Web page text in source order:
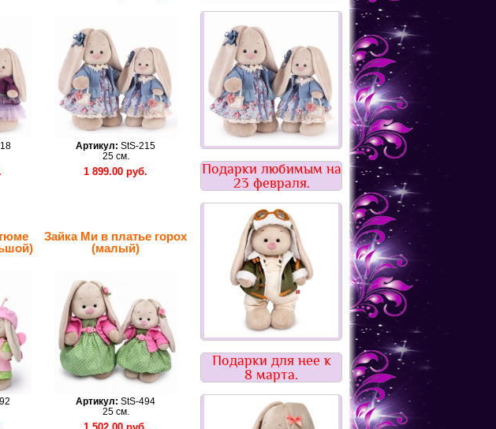
Артикул: StS-215
25 см.
1 899.00 руб.
Зайка Ми в платье горох
(малый)
Артикул: StS-494
25 см.
Подарки любимым на
23 февраля.
Подарки для нее к
8 марта.